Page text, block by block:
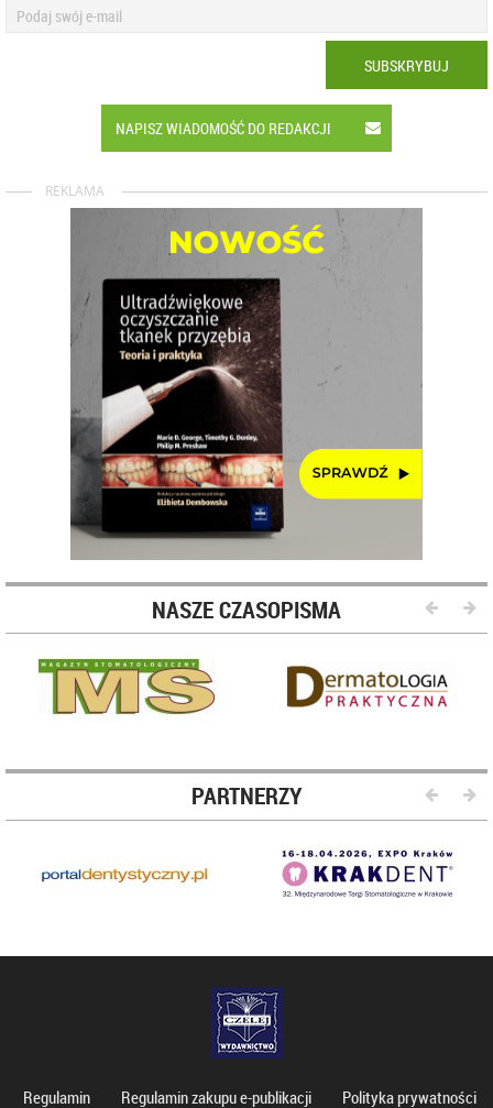
SUBSKRYBUJ
NAPISZ WIADOMOŚĆ DO REDAKCJI
REKLAMA
NASZE CZASOPISMA
PARTNERZY
Regulamin Regulamin zakupu e-publikacji Polityka prywatności